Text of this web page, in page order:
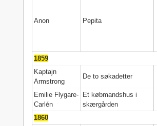
Anon Pepita
1859
Kaptajn
Armstrong
De to søkadetter
Emilie Flygare-
Carlén
Et købmandshus i
skærgården
1860